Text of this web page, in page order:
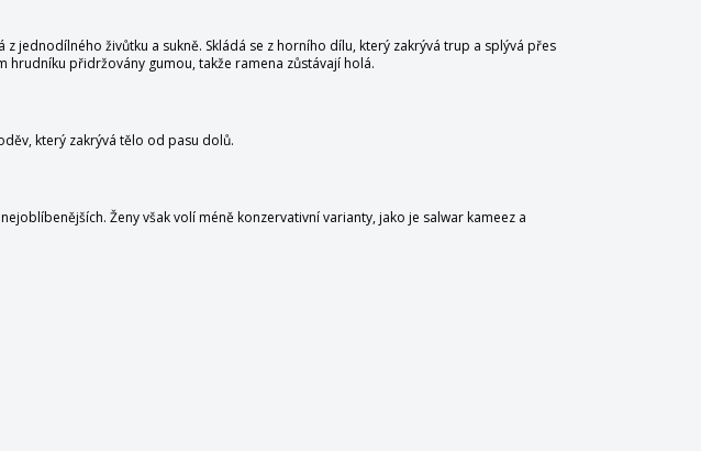
jednodílného živůtku a sukně. Skládá se z horního dílu, který zakrývá trup a splývá přes
hrudníku přidržovány gumou, takže ramena zůstávají holá.
který zakrývá tělo od pasu dolů.
Ženy však volí méně konzervativní varianty, jako je salwar kameez a